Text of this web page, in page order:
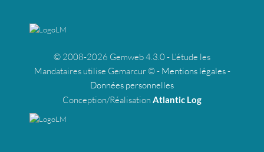
© 2008-2026 Gemweb 4.3.0 - L'étude les
Mandataires utilise Gemarcur © - Mentions légales-
Données personnelles
Conception/Réalisation Atlantic Log